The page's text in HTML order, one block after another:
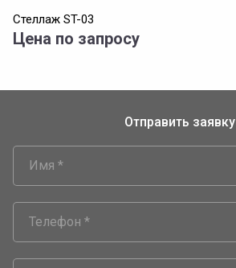
Стеллаж ST-03
Цена по запросу
Отправить заявку